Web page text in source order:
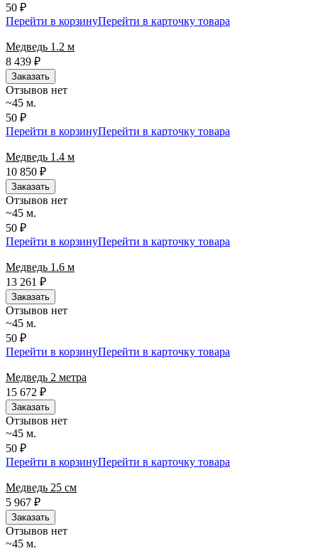
50 ₽
Перейти в корзинуПерейти в карточку товара
Медведь 1.2 м
8 439 ₽
Заказать
Отзывов нет
~45 м.
50 ₽
Перейти в корзинуПерейти в карточку товара
Медведь 1.4 м
10 850 ₽
Заказать
Отзывов нет
~45 м.
50 ₽
Перейти в корзинуПерейти в карточку товара
Медведь 1.6 м
13 261
₽
Заказать
Отзывов нет
~45 м.
50 ₽
Перейти в корзинуПерейти в карточку товара
Медведь 2 метра
15 672 ₽
Заказать
Отзывов нет
~45 м.
50 ₽
Перейти в корзинуПерейти в карточку товара
Медведь 25 см
5 967 ₽
Заказать
Отзывов нет
~45 м.